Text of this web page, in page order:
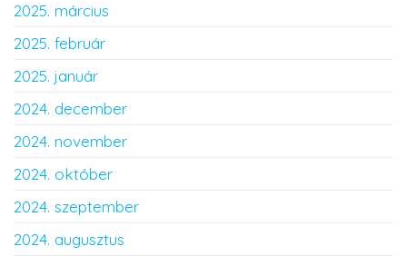
2025. március
2025. február
2025. január
2024. december
2024. november
2024. október
2024. szeptember
2024. augusztus